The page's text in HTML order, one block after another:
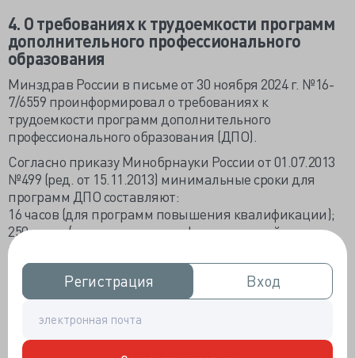
Регистрация
Регистрация Вход
Вход
4. О требованиях к трудоемкости программ
дополнительного профессионального
образования
Минздрав России в письме от 30 ноября 2024 г. №16-
7/6559 проинформировал о требованиях к
трудоемкости программ дополнительного
профессионального образования (ДПО).
Согласно приказу Минобрнауки России от 01.07.2013
№499 (ред. от 15.11.2013) минимальные сроки для
программ ДПО составляют:
16 часов (для программ повышения квалификации);
250 часов (для программ профессиональной
переподготовки).
При этом для специалистов, не соответствующих
квалификационным характеристикам и
фармацевтическим работникам, но имеющих
непрерывный стаж работы по соответствующей